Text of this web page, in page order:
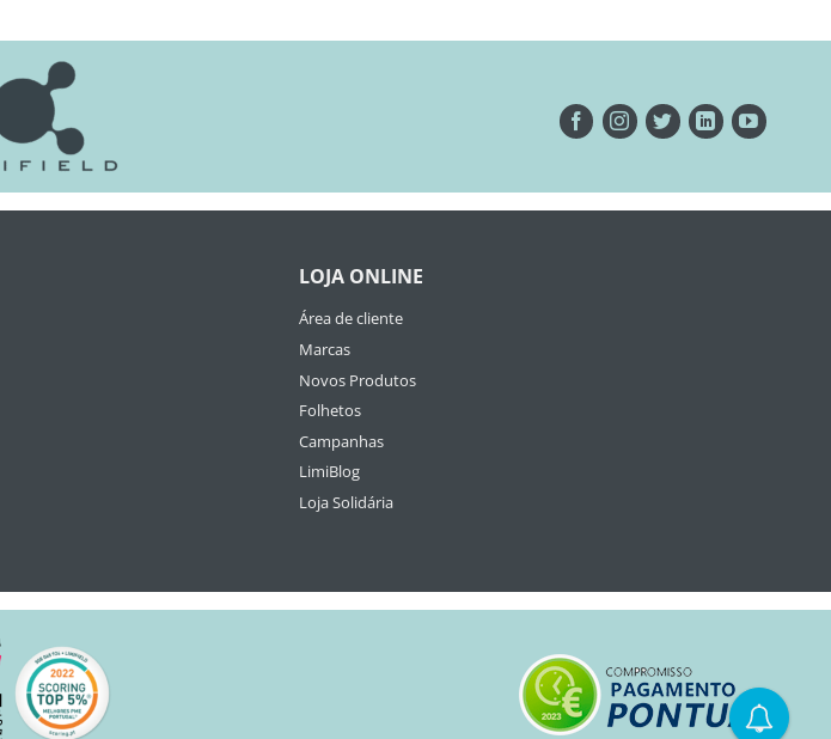
LOJA ONLINE
Área de cliente
Marcas
Novos Produtos
Folhetos
Campanhas
LimiBlog
Loja Solidária